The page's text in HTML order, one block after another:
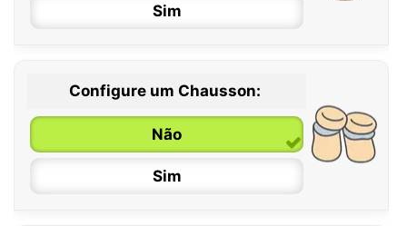
Sim
0 / 6 meses
6 / 12 meses
12 / 18 meses
Configure um Chausson:
Não
Sim